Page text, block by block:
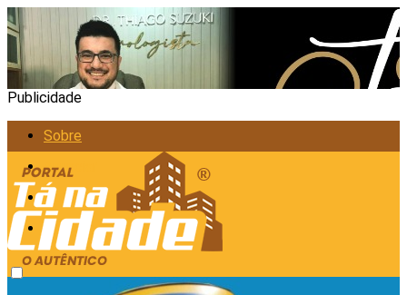
Publicidade
Sobre
Anunciar
Política de Privacidade
Contato